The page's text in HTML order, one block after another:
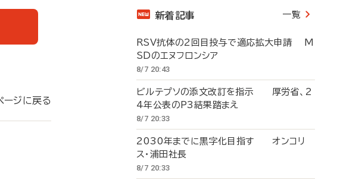
ージに戻る
新着記事 一覧
RSV抗体の2回目投与で適応拡大申請 M
SDのエヌフロンシア
8/7 20:43
ビルテプソの添文改訂を指示 厚労省、2
4年公表のP3結果踏まえ
8/7 20:33
2030年までに黒字化目指す オンコリ
ス・浦田社長
8/7 20:33